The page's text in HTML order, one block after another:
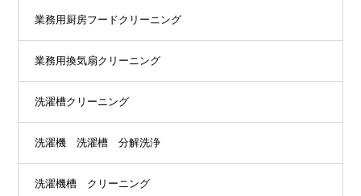
業務用厨房フードクリーニング
業務用換気扇クリーニング
洗濯槽クリーニング
洗濯機 洗濯槽 分解洗浄
洗濯機槽 クリーニング